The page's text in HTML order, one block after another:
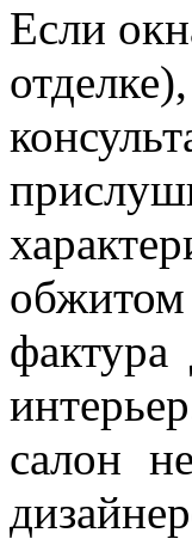
Если
салон